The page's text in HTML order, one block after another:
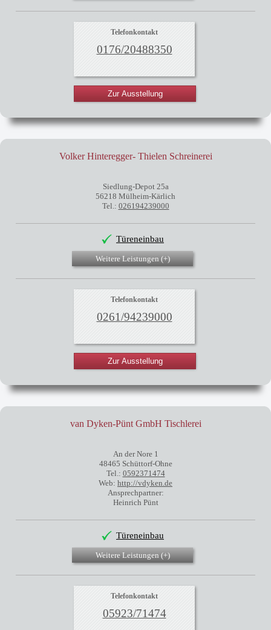
Telefonkontakt
0176/20488350
Zur Ausstellung
Volker Hinteregger- Thielen Schreinerei
Siedlung-Depot 25a
56218 Mülheim-Kärlich
Tel.: 026194239000
Türeneinbau
Weitere Leistungen (+)
Telefonkontakt
0261/94239000
Zur Ausstellung
van Dyken-Pünt GmbH Tischlerei
An der Nore 1
48465 Schüttorf-Ohne
Tel.: 0592371474
Web: http://vdyken.de
Ansprechpartner:
Heinrich Pünt
Türeneinbau
Weitere Leistungen (+)
Telefonkontakt
05923/71474